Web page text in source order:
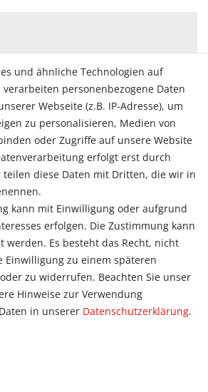
und ähnliche Technologien auf
personenbezogene Daten
Webseite (z.B. IP-Adresse), um
zu personalisieren, Medien von
oder Zugriffe auf unsere Website
erfolgt erst durch
teilen diese Daten mit Dritten, die wir in
kann mit Einwilligung oder aufgrund
erfolgen. Die Zustimmung kann
werden. Es besteht das Recht, nicht
zu einem späteren
zu widerrufen. Beachten Sie unser
Hinweise zur Verwendung
in unserer Daten­schutz­erklärung.